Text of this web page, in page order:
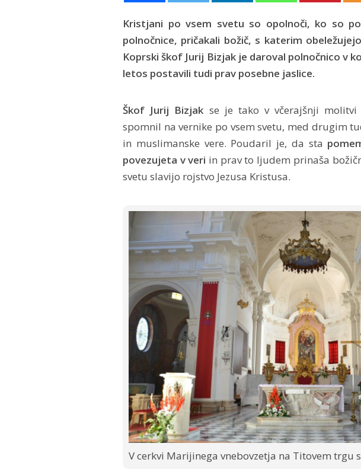
Kristjani po vsem svetu so opolnoči, ko so
polnočnice, pričakali božič, s katerim
Koprski škof Jurij Bizjak je daroval polnočnico v
letos postavili tudi prav posebne jaslice.
Škof Jurij Bizjak se je tako v včerajšnji molitvi
spomnil na vernike po vsem svetu, med drugim
in muslimanske vere. Poudaril je, da sta
povezujeta v veri in prav to ljudem prinaša
svetu slavijo rojstvo Jezusa Kristusa.
V cerkvi Marijinega vnebovzetja na Titovem trgu